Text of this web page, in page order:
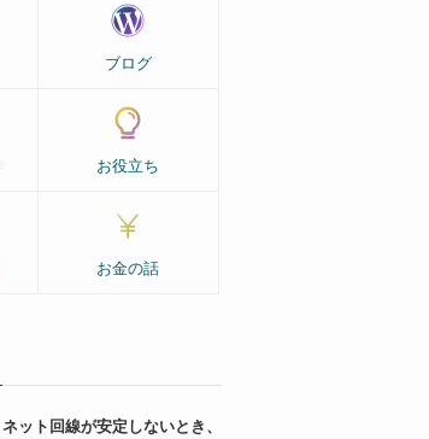
ブログ
お役立ち
お金の話
ネット回線が安定しないとき、